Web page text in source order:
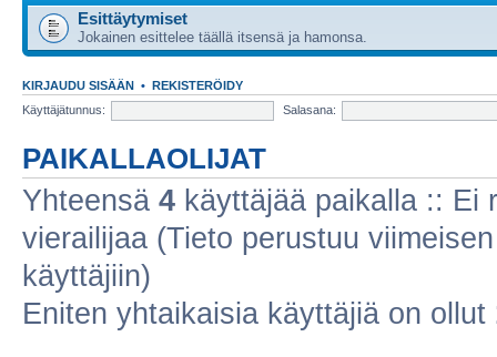
Esittäytymiset
Jokainen esittelee täällä itsensä ja hamonsa.
KIRJAUDU SISÄÄN • REKISTERÖIDY
Käyttäjätunnus:
Salasana:
PAIKALLAOLIJAT
Yhteensä 4 käyttäjää paikalla :: Ei
vierailijaa (Tieto perustuu
käyttäjiin)
Eniten yhtaikaisia käyttäjiä on ollut